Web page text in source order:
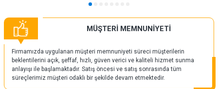
MÜŞTERİ MEMNUNİYETİ
Firmamızda uygulanan müşteri memnuniyeti süreci müşterilerin
beklentilerini açık, şeffaf, hızlı, güven verici ve kaliteli hizmet sunma
anlayışı ile başlamaktadır. Satış öncesi ve satış sonrasında tüm
süreçlerimiz müşteri odaklı bir şekilde devam etmektedir.